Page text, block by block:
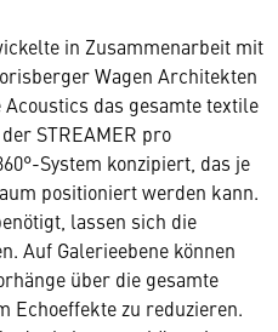
in Zusammenarbeit mit
Wagen Architekten
das gesamte textile
STREAMER pro
System konzipiert, das je
positioniert werden kann.
lassen sich die
Auf Galerieebene können
über die gesamte
Echoeffekte zu reduzieren.